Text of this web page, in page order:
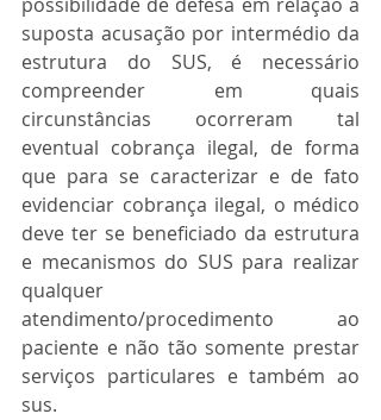
suposta acusação por intermédio da
estrutura do SUS, é necessário
compreender em quais
circunstâncias ocorreram tal
eventual cobrança ilegal, de forma
que para se caracterizar e de fato
evidenciar cobrança ilegal, o médico
deve ter se beneficiado da estrutura
e mecanismos do SUS para realizar
qualquer
atendimento/procedimento ao
paciente e não tão somente prestar
serviços particulares e também ao
sus.